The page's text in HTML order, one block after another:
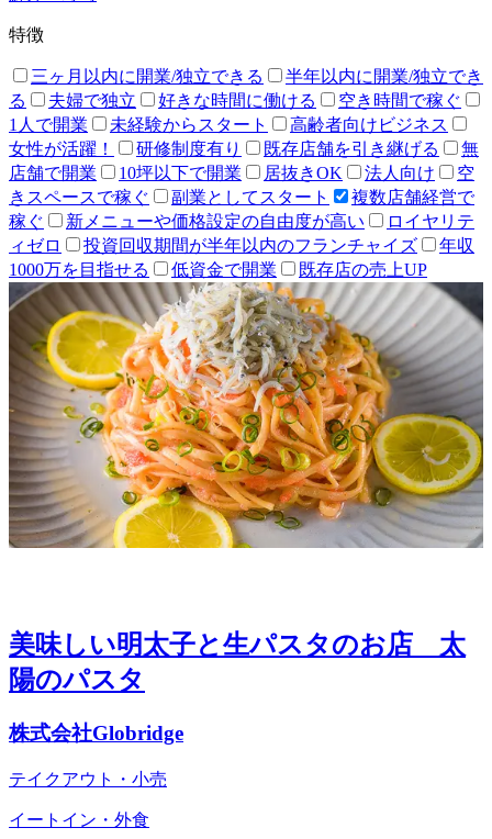
特徴
三ヶ月以内に開業/独立できる
半年以内に開業/独立でき
る
夫婦で独立 好きな時間に働ける
空き時間で稼ぐ
1人で開業
未経験からスタート
高齢者向けビジネス
女性が活躍！
研修制度有り 既存店舗を引き継げる
無
店舗で開業
10坪以下で開業 居抜きOK 法人向け
空
きスペースで稼ぐ
副業としてスタート
複数店舗経営で
稼ぐ
新メニューや価格設定の自由度が高い
ロイヤリテ
ィゼロ
投資回収期間が半年以内のフランチャイズ
年収
1000万を目指せる
低資金で開業 既存店の売上UP
美味しい明太子と生パスタのお店 太
陽のパスタ
株式会社Globridge
テイクアウト・小売
イートイン・外食